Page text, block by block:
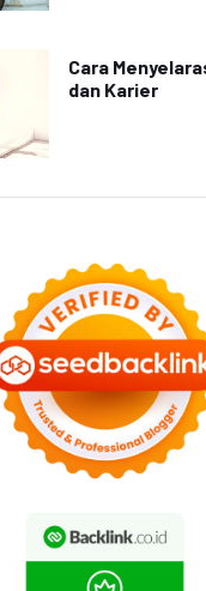
Cara
dan Karier